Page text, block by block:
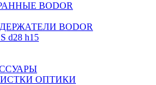
BODOR
BODOR
d28 h15
ОПТИКИ